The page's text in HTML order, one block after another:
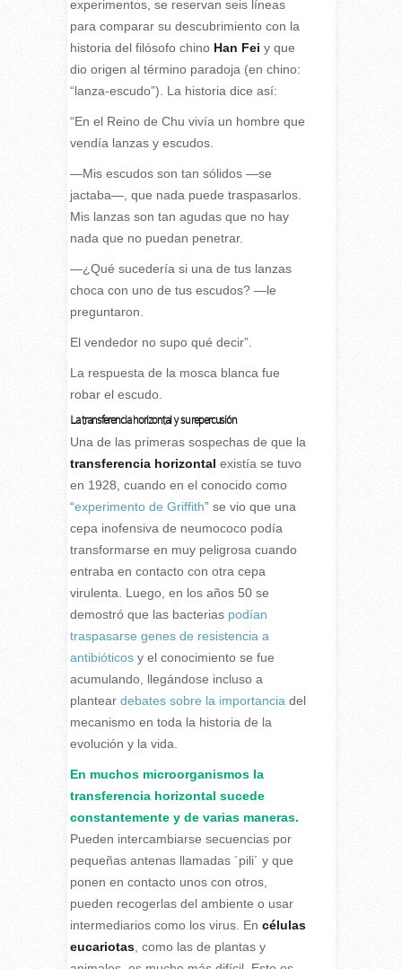
experimentos, se reservan seis líneas
para comparar su descubrimiento con la
historia del filósofo chino Han Fei y que
dio origen al término paradoja (en chino:
“lanza-escudo”). La historia dice así:
“En el Reino de Chu vivía un hombre que
vendía lanzas y escudos.
—Mis escudos son tan sólidos —se
jactaba—, que nada puede traspasarlos.
Mis lanzas son tan agudas que no hay
nada que no puedan penetrar.
—¿Qué sucedería si una de tus lanzas
choca con uno de tus escudos? —le
preguntaron.
El vendedor no supo qué decir”.
La respuesta de la mosca blanca fue
robar el escudo.
La transferencia horizontal y su repercusión
Una de las primeras sospechas de que la
transferencia horizontal existía se tuvo
en 1928, cuando en el conocido como
“experimento de Griffith” se vio que una
cepa inofensiva de neumococo podía
transformarse en muy peligrosa cuando
entraba en contacto con otra cepa
virulenta. Luego, en los años 50 se
demostró que las bacterias podían
traspasarse genes de resistencia a
antibióticosy el conocimiento se fue
acumulando, llegándose incluso a
plantear debates sobre la importancia del
mecanismo en toda la historia de la
evolución y la vida.
En muchos microorganismos la
transferencia horizontal sucede
constantemente y de varias maneras.
Pueden intercambiarse secuencias por
pequeñas antenas llamadas ´pili´ y que
ponen en contacto unos con otros,
pueden recogerlas del ambiente o usar
intermediarios como los virus. En células
eucariotas, como las de plantas y